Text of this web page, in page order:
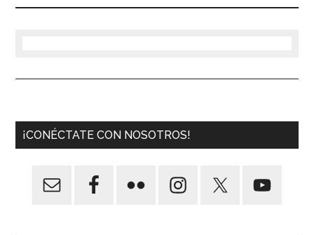
¡CONÉCTATE CON NOSOTROS!